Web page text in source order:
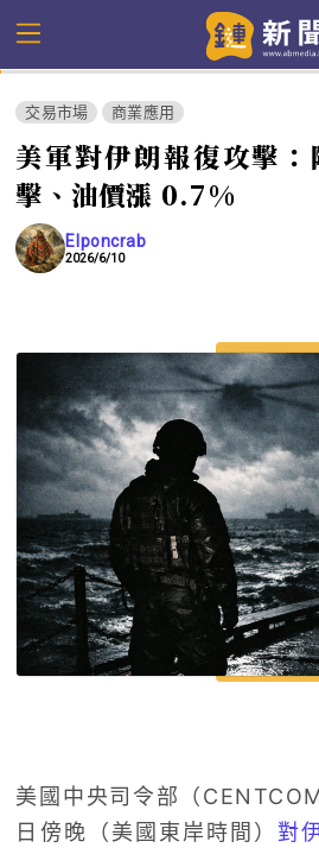
交易市場 商業應用
美軍對伊朗報復攻擊
擊、油價漲 0.7%
Elponcrab
2026/6/10
美國中央司令部（
日傍晚（美國東岸時間）對